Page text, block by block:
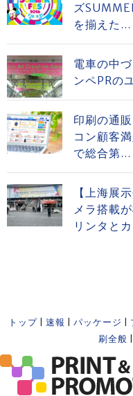
ズ
を揃えた...
電車の中
ンペPRの
印刷の通
コン顧客
で総合第...
【上海展
メラ搭載
リンタと
トップ 速報 パッケージ
刷全般